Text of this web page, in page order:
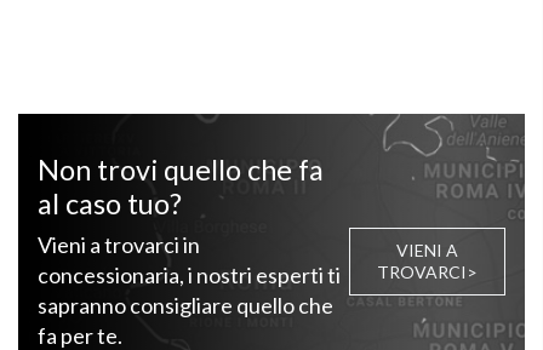
Non trovi quello che fa
al caso tuo?
Vieni a trovarci in
concessionaria, i nostri esperti ti
sapranno consigliare quello che
fa per te.
VIENI A
TROVARCI>